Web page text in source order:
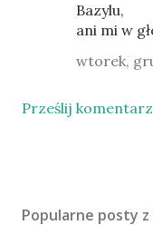
Bazylu,
ani mi w
wtorek,
Prześlij komentarz
Popularne posty